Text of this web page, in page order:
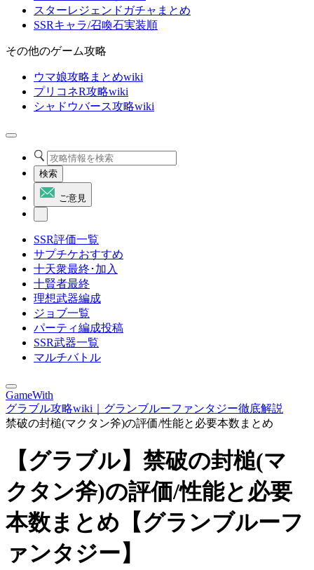
スターレジェンドガチャまとめ
SSRキャラ/召喚石実装順
その他のゲーム攻略
ウマ娘攻略まとめwiki
プリコネR攻略wiki
シャドウバース攻略wiki
検索
ご意見
SSR評価一覧
サプチケおすすめ
十天衆最終･加入
十賢者最終
理想武器編成
ジョブ一覧
パーティ編成投稿
SSR武器一覧
マルチバトル
GameWith
グラブル攻略wiki｜グランブルーファンタジー徹底解説
禁破の封槌(マクタン斧)の評価/性能と必要本数まとめ
【グラブル】禁破の封槌(マ
クタン斧)の評価/性能と必要
本数まとめ【グランブルーフ
ァンタジー】